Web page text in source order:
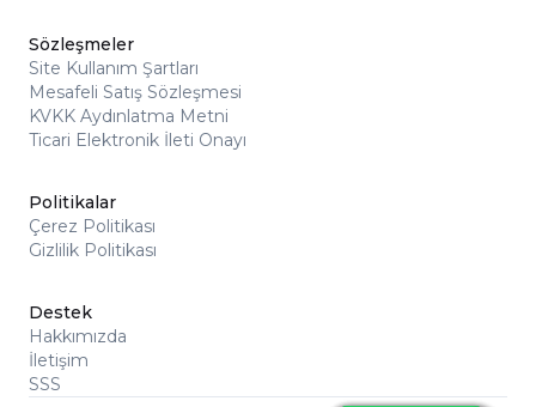
Sözleşmeler
Site Kullanım Şartları
Mesafeli Satış Sözleşmesi
KVKK Aydınlatma Metni
Ticari Elektronik İleti Onayı
Politikalar
Çerez Politikası
Gizlilik Politikası
Destek
Hakkımızda
İletişim
SSS